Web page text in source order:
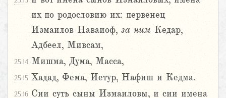
их по родословию их: первенец
Измаилов Наваиоф, за ним Кедар,
Адбеел, Мивсам,
25:14 Мишма, Дума, Масса,
25:15 Хадад, Фема, Иетур, Нафиш и Кедма.
25:16 Сии суть сыны Измаиловы, и сии имена